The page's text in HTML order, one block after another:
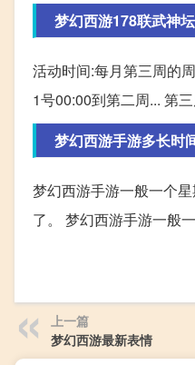
梦幻西游178联武神
活动时间:每月第三周的
1号00:00到第二周... 第三
梦幻西游手游多长时
梦幻西游手游一般一个
了。 梦幻西游手游一般一
上一篇
梦幻西游最新表情